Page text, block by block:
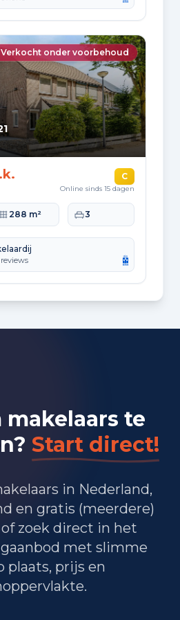
2.726
2.046
3.030
2.509
4.093
kap woning
3.136
810
1.110
en visserij 80
en communicatie 320
en onroerendgoed
Verkocht onder voorbehoud
C
Online sinds 15 dagen
Perceeloppervlakte
288 m² Slaapkamers
3
reviews
makelaars te
Start direct!
in Nederland,
en gratis (meerdere)
zoek direct in het
met slimme
plaats, prijs en